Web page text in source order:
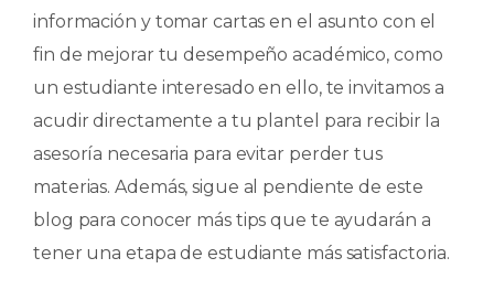
información y tomar cartas en el asunto con el
fin de mejorar tu desempeño académico, como
un estudiante interesado en ello, te invitamos a
acudir directamente a tu plantel para recibir la
asesoría necesaria para evitar perder tus
materias. Además, sigue al pendiente de este
blog para conocer más tips que te ayudarán a
tener una etapa de estudiante más satisfactoria.